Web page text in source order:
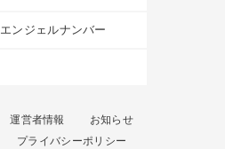
エンジェルナンバー
運営者情報
お知らせ
プライバシーポリシー